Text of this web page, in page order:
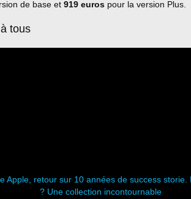
de base et 919 euros pour la version Plus.
tous